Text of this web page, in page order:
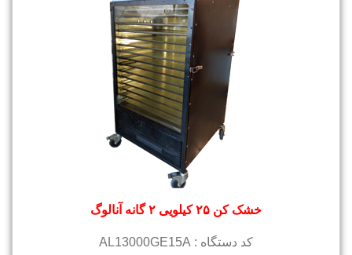
خشک کن ۲۵ کیلویی ۲ گانه آنالوگ
کد دستگاه : AL13000GE15A